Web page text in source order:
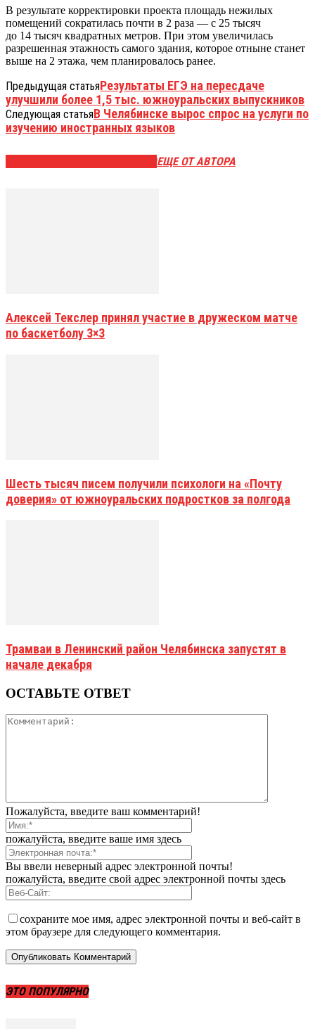
В результате корректировки проекта площадь нежилых
помещений сократилась почти в 2 раза — с 25 тысяч
до 14 тысяч квадратных метров. При этом увеличилась
разрешенная этажность самого здания, которое отныне станет
выше на 2 этажа, чем планировалось ранее.
Предыдущая статьяРезультаты ЕГЭ на пересдаче
улучшили более 1,5 тыс. южноуральских выпускников
Следующая статьяВ Челябинске вырос спрос на услуги по
изучению иностранных языков
ЕЩЕ ОТ АВТОРА
Алексей Текслер принял участие в дружеском матче
по баскетболу 3×3
Шесть тысяч писем получили психологи на «Почту
доверия» от южноуральских подростков за полгода
Трамваи в Ленинский район Челябинска запустят в
начале декабря
ОСТАВЬТЕ ОТВЕТ
Пожалуйста, введите ваш комментарий!
пожалуйста, введите ваше имя здесь
Вы ввели неверный адрес электронной почты!
пожалуйста, введите свой адрес электронной почты здесь
сохраните мое имя, адрес электронной почты и веб-сайт в
этом браузере для следующего комментария.
ЭТО ПОПУЛЯРНО